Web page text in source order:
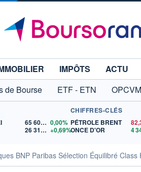
IMPÔTS ACTU
de Bourse ETF - ETN OPCVM
65 606,71 0,00%
26 319,45 +0,69%
CHIFFRES-CLÉS
PÉTROLE BRENT
ONCE D'OR
BNP Paribas Sélection Équilibré Class